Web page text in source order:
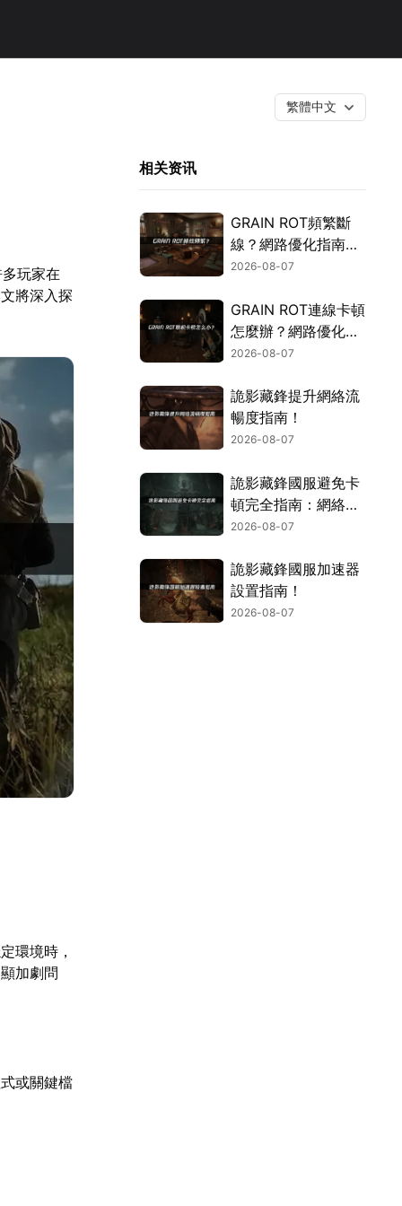
繁體中文
玩家在
將深入探
環境時，
加劇問
或關鍵檔
相关资讯
GRAIN ROT頻繁斷
線？網路優化指南一
次搞定！
2026-08-07
GRAIN ROT連線卡頓
怎麼辦？網路優化這
樣解決！
2026-08-07
詭影藏鋒提升網絡流
暢度指南！
2026-08-07
詭影藏鋒國服避免卡
頓完全指南：網絡優
化與解決技巧！
2026-08-07
詭影藏鋒國服加速器
設置指南！
2026-08-07